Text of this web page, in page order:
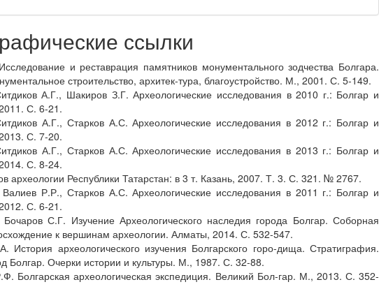
ссылки
и реставрация памятников монументального зодчества Болгара.
строительство, архитек-тура, благоустройство. М., 2001. С. 5-149.
А.Г., Шакиров З.Г. Археологические исследования в 2010 г.: Болгар и
С. 6-21.
А.Г., Старков А.С. Археологические исследования в 2012 г.: Болгар и
С. 7-20.
А.Г., Старков А.С. Археологические исследования в 2013 г.: Болгар и
С. 8-24.
археологии Республики Татарстан: в 3 т. Казань, 2007. Т. 3. С. 321. № 2767.
Р.Р., Старков А.С. Археологические исследования в 2011 г.: Болгар и
С. 6-21.
С.Г. Изучение Археологического наследия города Болгар. Соборная
к вершинам археологии. Алматы, 2014. С. 532-547.
История археологического изучения Болгарского горо-дища. Стратиграфия.
Болгар. Очерки истории и культуры. М., 1987. С. 32-88.
Болгарская археологическая экспедиция. Великий Бол-гар. М., 2013. С. 352-